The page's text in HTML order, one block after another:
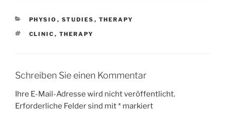
KATEGORIEN
PHYSIO , STUDIES , THERAPY
SCHLAGWÖRTER
CLINIC , THERAPY
Schreiben Sie einen Kommentar
Ihre E-Mail-Adresse wird nicht veröffentlicht.
Erforderliche Felder sind mit* markiert